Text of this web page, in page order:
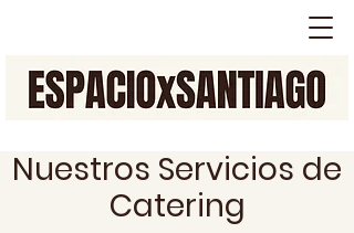
Nuestros Servicios de
Catering